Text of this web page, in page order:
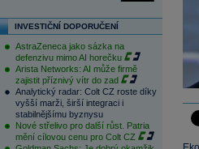
INVESTIČNÍ DOPORUČENÍ
AstraZeneca jako sázka na
defenzivu mimo AI horečku
Arista Networks: AI může firmě
zajistit příznivý vítr do zad
Analytický radar: Colt CZ roste díky
vyšší marži, širší integraci i
stabilnějšímu byznysu
Nové střelivo pro další růst. Patria
mění cílovou cenu pro Colt CZ